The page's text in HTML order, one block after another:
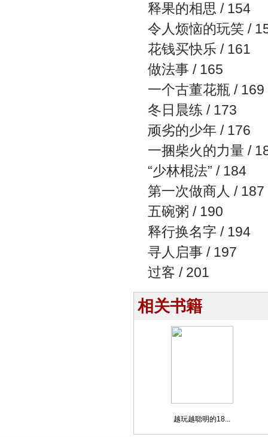
释果的相思 / 154
令人烦恼的玩笑 /
花钱买快乐 / 161
做法事 / 165
一个古董花瓶 / 169
冬日晨练 / 173
顽劣的少年 / 176
一捆柴火的力量 /
“少林棍法” / 184
第一次做商人 / 187
五碗粥 / 190
释行换名字 / 194
寻人启事 / 197
过客 / 201
相关书籍
越玩越聪明的18...